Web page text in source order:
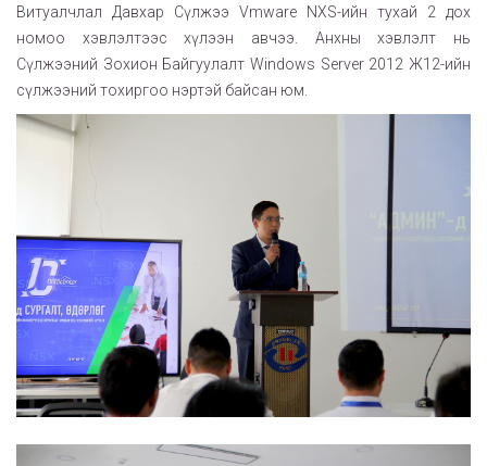
Витуалчлал Давхар Сүлжээ Vmware NXS-ийн тухай 2 дох
номоо хэвлэлтээс хүлээн авчээ. Анхны хэвлэлт нь
Сүлжээний Зохион Байгуулалт Windows Server 2012 Ж12-ийн
сүлжээний тохиргоо нэртэй байсан юм.